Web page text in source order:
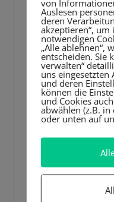
von
Auslesen
deren
akzeptieren“,
notwendigen
„Alle ablehnen“,
entscheiden. Sie
verwalten“
uns eingesetzten
und deren
können die
und Cookies
abwählen (z.B.
oder unten auf